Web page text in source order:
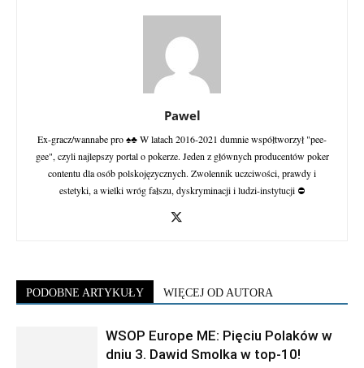
Pawel
Ex-gracz/wannabe pro ♠♣ W latach 2016-2021 dumnie współtworzył "pee-
gee", czyli najlepszy portal o pokerze. Jeden z głównych producentów poker
contentu dla osób polskojęzycznych. Zwolennik uczciwości, prawdy i
estetyki, a wielki wróg fałszu, dyskryminacji i ludzi-instytucji ⛔
PODOBNE ARTYKUŁY WIĘCEJ OD AUTORA
WSOP Europe ME: Pięciu Polaków w
dniu 3. Dawid Smolka w top-10!